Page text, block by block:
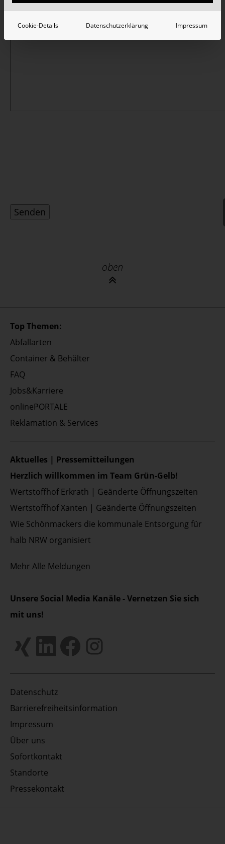
oben
Top Themen:
Abfallarten
Container & Behälter
FAQ
Jobs&Karriere
onlinePORTALE
Reklamation & Services
Datenschutz
Barrierefreiheitsinformation
Impressum
Über uns
Sofortkontakt
Standorte
Pressekontakt
Aktuelles | Pressemitteilungen
Herzlich willkommen im Team Grün-Gelb!
Wertstoffhof Erkrath | Geänderte Öffnungszeiten
Wertstoffhof Xanten | Geänderte Öffnungszeiten
Wie Schönmackers die kommunale Entsorgung für
halb NRW organisiert
Mehr Alle Meldungen
Unsere Social Media Kanäle - Vernetzen Sie sich
mit uns!
Cookie-Details Datenschutzerklärung Impressum